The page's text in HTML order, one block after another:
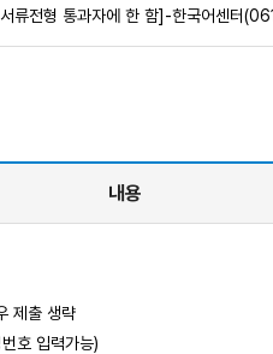
류전형 통과자에 한 함]-한국어센터
내용
제출 생략
호 입력가능)